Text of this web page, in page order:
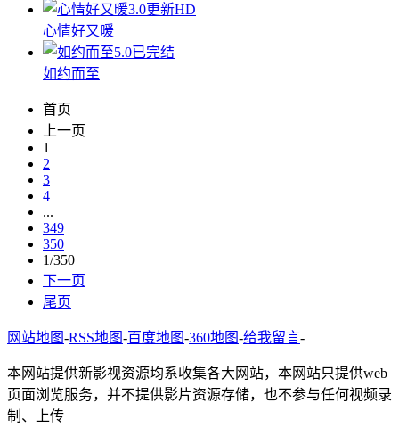
3.0更新HD
心情好又暖
5.0已完结
如约而至
首页
上一页
1
2
3
4
...
349
350
1/350
下一页
尾页
网站地图-RSS地图-百度地图-360地图-给我留言-
本网站提供新影视资源均系收集各大网站，本网站只提供web
页面浏览服务，并不提供影片资源存储，也不参与任何视频录
制、上传